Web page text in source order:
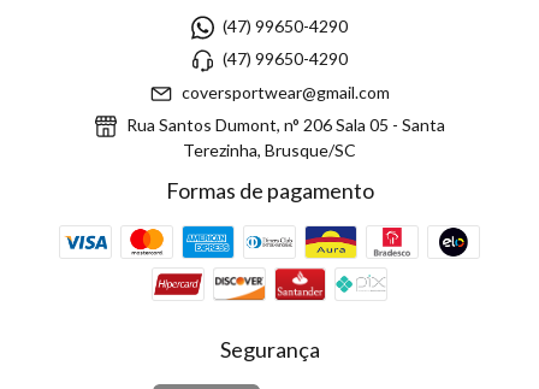
(47) 99650-4290
(47) 99650-4290
coversportwear@gmail.com
Rua Santos Dumont, n° 206 Sala 05 - Santa
Terezinha, Brusque/SC
Formas de pagamento
Segurança